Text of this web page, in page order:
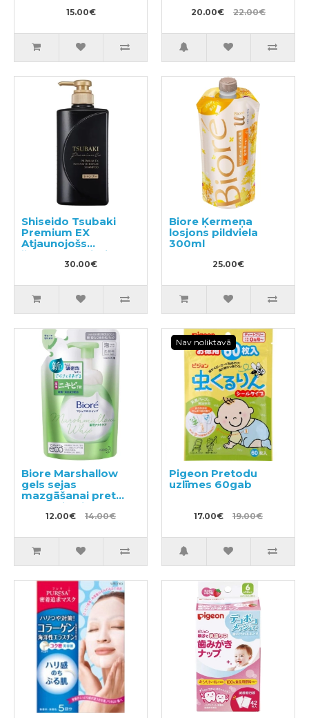
15.00€
efektu 510ml +
20.00€ 22.00€
Shiseido Tsubaki
Premium EX
Atjaunojošs
šampūns bojātiem
matiem 490ml
30.00€
Biore Ķermeņa
losjons pildviela
300ml
25.00€
Biore Marshallow
gels sejas
mazgāšanai pret
akne, pildviela 130ml
12.00€ 14.00€
Nav noliktavā
Pigeon Pretodu
uzlīmes 60gab
17.00€ 19.00€